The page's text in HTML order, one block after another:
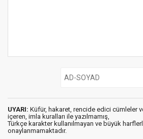
UYARI: Küfür, hakaret, rencide edici cümleler
içeren, imla kuralları ile yazılmamış,
Türkçe karakter kullanılmayan ve büyük
onaylanmamaktadır.